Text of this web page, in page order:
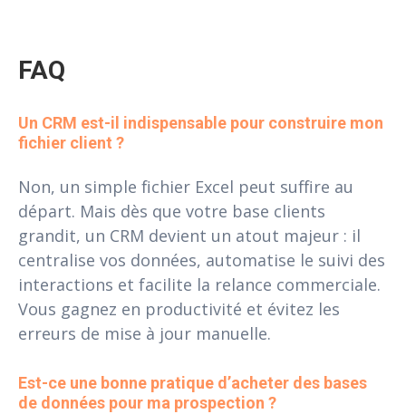
FAQ
Un CRM est-il indispensable pour construire mon
fichier client ?
Non, un simple fichier Excel peut suffire au
départ. Mais dès que votre base clients
grandit, un CRM devient un atout majeur : il
centralise vos données, automatise le suivi des
interactions et facilite la relance commerciale.
Vous gagnez en productivité et évitez les
erreurs de mise à jour manuelle.
Est-ce une bonne pratique d’acheter des bases
de données pour ma prospection ?